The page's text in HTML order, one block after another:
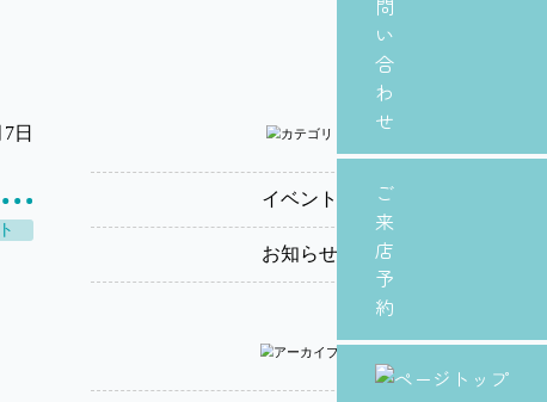
日
イベント
お知らせ
問
い
合
わ
せ
ご
来
店
予
約